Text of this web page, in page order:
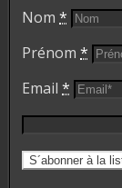
Nom *
Prénom *
Email *